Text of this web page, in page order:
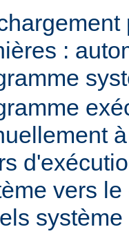
:
vers
système